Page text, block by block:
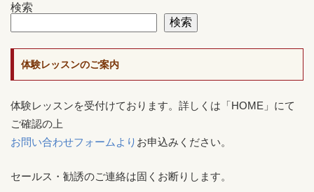
検索
検索
体験レッスンのご案内
体験レッスンを受付けております。詳しくは「HOME」にて
ご確認の上
お問い合わせフォームより お申込みください。
セールス・勧誘のご連絡は固くお断りします。